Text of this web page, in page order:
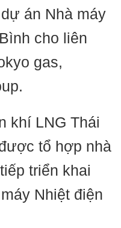
án Nhà máy
cho liên
gas,
khí LNG Thái
tổ hợp nhà
triển khai
Nhiệt điện